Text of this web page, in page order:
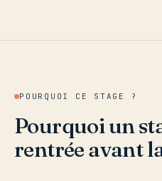
POURQUOI CE STAGE ?
Pourquoi un
rentrée avant